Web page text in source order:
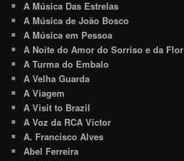
A Música Das Estrelas
A Música de João Bosco
A Música em Pessoa
A Noite do Amor do Sorriso e da Flor
A Turma do Embalo
A Velha Guarda
A Viagem
A Visit to Brazil
A Voz da RCA Victor
A. Francisco Alves
Abel Ferreira